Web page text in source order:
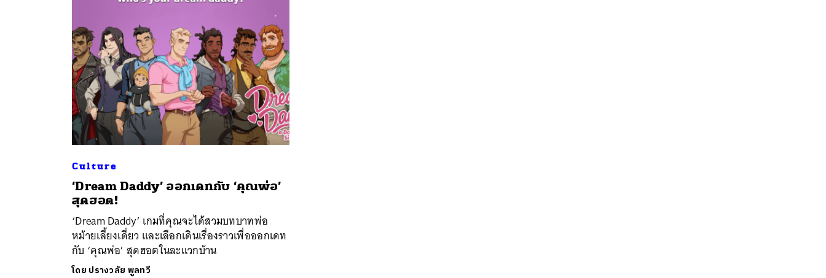
Culture
‘Dream Daddy’ ออกเดทกับ ‘คุณพ่อ’
สุดฮอต!
‘Dream Daddy’ เกมที่คุณจะได้สวมบทบาทพ่อ
หม้ายเลี้ยงเดี่ยว และเลือกเดินเรื่องราวเพื่อออกเดท
กับ ‘คุณพ่อ’ สุดฮอตในละแวกบ้าน
โดย ปรางวลัย พูลทวี